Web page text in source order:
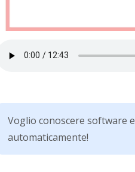
Voglio conoscere software
automaticamente!